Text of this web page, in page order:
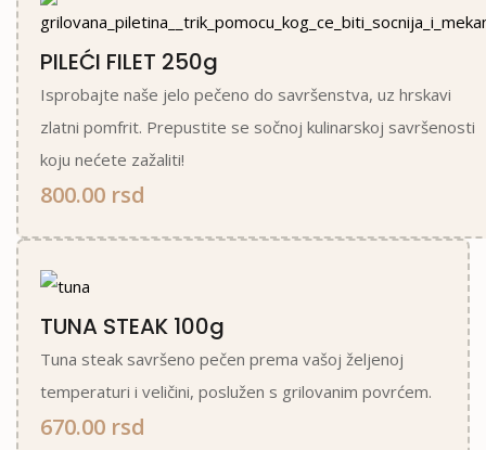
PILEĆI FILET 250g
Isprobajte naše jelo pečeno do savršenstva, uz hrskavi
zlatni pomfrit. Prepustite se sočnoj kulinarskoj savršenosti
koju nećete zažaliti!
800.00 rsd
TUNA STEAK 100g
Tuna steak savršeno pečen prema vašoj željenoj
temperaturi i veličini, poslužen s grilovanim povrćem.
670.00 rsd